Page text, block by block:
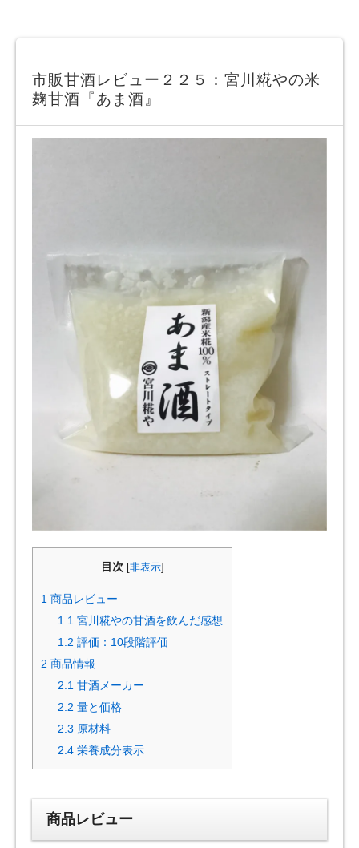
市販甘酒レビュー２２５：宮川糀やの米
麹甘酒『あま酒』
目次 非表示]
1 商品レビュー
1.1 宮川糀やの甘酒を飲んだ感想
1.2 評価：10段階評価
2 商品情報
2.1 甘酒メーカー
2.2 量と価格
2.3 原材料
2.4 栄養成分表示
商品レビュー